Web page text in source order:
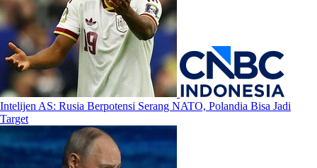
Intelijen AS: Rusia Berpotensi Serang NATO, Polandia Bisa Jadi
Target